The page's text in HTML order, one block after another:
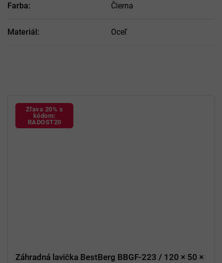
Farba: Čierna
Materiál: Oceľ
Zľava 20% s
kódom:
RADOST20
Záhradná lavička BestBerg BBGF-223 / 120 × 50 ×